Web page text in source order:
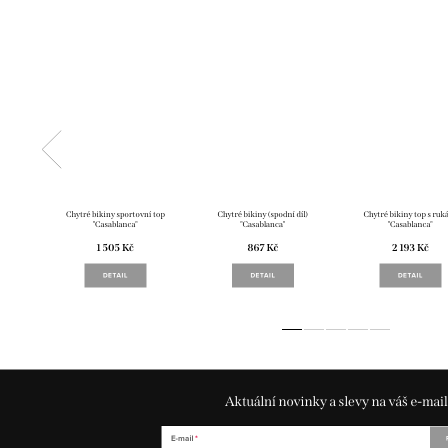
Chytré bikiny sportovní top
"Casablanca"
1 505 Kč
DETAIL
Chytré bikiny (spodní díl)
"Casablanca"
867 Kč
DETAIL
Chytré bikiny top s
"Casablanca"
2 193 Kč
DETAIL
Aktuální novinky a slevy na váš e-mail
E-mail